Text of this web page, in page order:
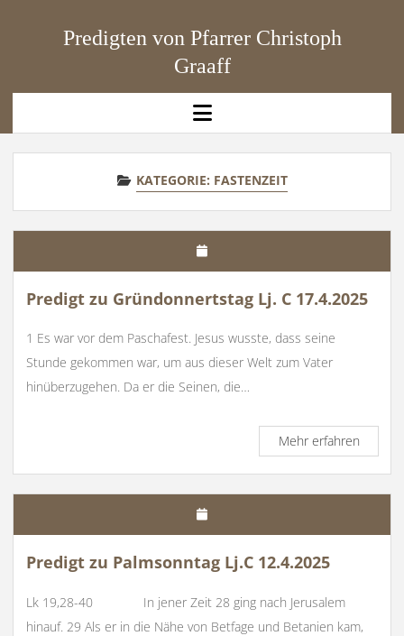
Predigten von Pfarrer Christoph
Graaff
open
menu
KATEGORIE: FASTENZEIT
Predigt zu Gründonnertstag Lj. C 17.4.2025
1 Es war vor dem Paschafest. Jesus wusste, dass seine
Stunde gekommen war, um aus dieser Welt zum Vater
hinüberzugehen. Da er die Seinen, die…
Mehr erfahrenPredigt
zu
Lj.
Predigt zu Palmsonntag Lj.C 12.4.2025
Lk 19,28-40 In jener Zeit 28 ging nach Jerusalem
hinauf. 29 Als er in die Nähe von Betfage und Betanien kam,